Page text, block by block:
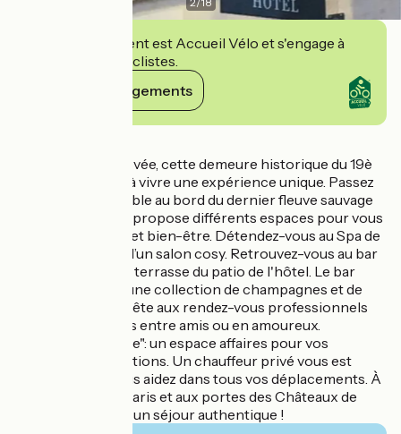
Cet établissement est Accueil Vélo et s'engage à
accueillir des cyclistes.
Voir ses engagements
Entièrement rénovée, cette demeure historique du 19è
siècle vous invite à vivre une expérience unique. Passez
un séjour inoubliable au bord du dernier fleuve sauvage
de France. L’hôtel propose différents espaces pour vous
apporter confort et bien-être. Détendez-vous au Spa de
l’hôtel ou au sein d’un salon cosy. Retrouvez-vous au bar
de l’hôtel ou sur la terrasse du patio de l'hôtel. Le bar
offre entre autre une collection de champagnes et de
spiritueux ; il se prête aux rendez-vous professionnels
ainsi qu’aux pauses entre amis ou en amoureux.
"Empreinte Galerie": un espace affaires pour vos
réunions et réceptions. Un chauffeur privé vous est
proposé pour vous aidez dans tous vos déplacements. À
seulement 1h de Paris et aux portes des Châteaux de
Loire, partez pour un séjour authentique !